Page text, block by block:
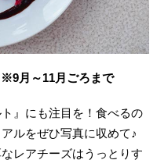
※9月～11月ごろまで
』にも注目を！食べるの
ルをぜひ写真に収めて♪
レアチーズはうっとりす